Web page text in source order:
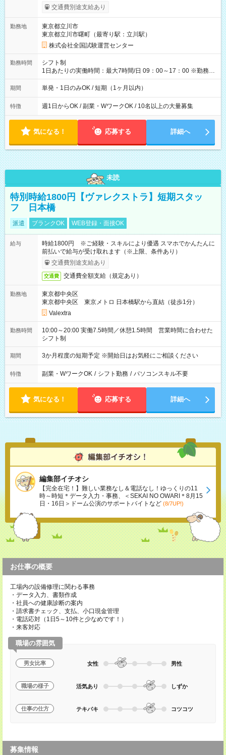
※勤務回数により昇給あり 【即給（前払い）オプションあ
り！】 希望される場合、勤務から1週間ほどで給与の一部を受け
例】 ・河合塾模擬試験 8:30～17:30（休憩1時間） 時給1,300円
×8時間＝日収10,400円＋交通費 ※当日の役割により時給＋100
円の場合あり ・国家試験 7:00～13:30（休憩なし） 時給1,300
円（役割手当＋100円）×6時間＝日収8,400円＋交通費 【試用期
間】試用期間なし
交通費別途支給あり
勤務地
東京都立川市
東京都立川市曙町（最寄り駅：立川駅）
株式会社全国試験運営センター
勤務時間
シフト制
1日あたりの実働時間：最大7時間/日 09：00～17：00 ※勤務時
間は 試験により異なります。
期間 単発・1日のみOK / 短期（1ヶ月以内）
特徴 週1日からOK / 副業・WワークOK / 10名以上の大量募集
気になる！ 応募する 詳細へ
未読
特別時給1800円【ヴァレクストラ】短期スタッ
フ 日本橋
派遣 ブランクOK WEB登録・面接OK
給与
時給1800円 ※ご経験・スキルにより優遇 スマホでかんたんに
前払いで給与が受け取れます（※上限、条件あり）
交通費別途支給あり
交通費 交通費全額支給（規定あり）
勤務地
東京都中央区
東京都中央区 東京メトロ 日本橋駅から直結（徒歩1分）
Valextra
勤務時間
10:00～20:00 実働7.5時間／休憩1.5時間 営業時間に合わせた
シフト制
期間 3か月程度の短期予定 ※開始日はお気軽にご相談ください
特徴 副業・WワークOK / シフト勤務 / パソコンスキル不要
気になる！ 応募する 詳細へ
編集部イチオシ
【完全在宅！】難しい業務なし＆電話なし！ゆっくりの11
時～時短＊データ入力・事務、＜SEKAI NO OWARI＊8月15
日・16日＞ドーム公演のサポートバイトなど (8/7UP!)
お仕事の概要
工場内の設備修理に関わる事務
・データ入力、書類作成
・社員への健康診断の案内
・請求書チェック、支払、小口現金管理
・電話応対（1日5～10件と少なめです！）
・来客対応
職場の雰囲気
男女比率 女性 男性
職場の様子 活気あり しずか
仕事の仕方 テキパキ コツコツ
募集情報